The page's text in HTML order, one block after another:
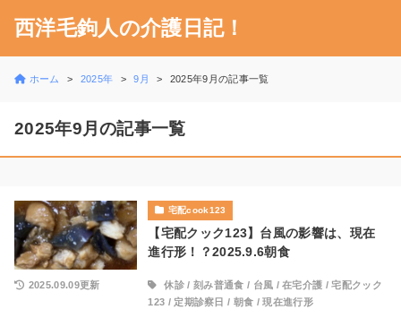
西洋毛鉤人の介護日記！
ホーム 2025年 9月 2025年9月の記事一覧
2025年9月の記事一覧
宅配cook123
【宅配クック123】台風の影響は、現在
進行形！？2025.9.6朝食
2025.09.09更新 休診 / 刻み普通食 / 台風 /在宅介護 /宅配クック
123 / 定期診察日 / 朝食 /現在進行形